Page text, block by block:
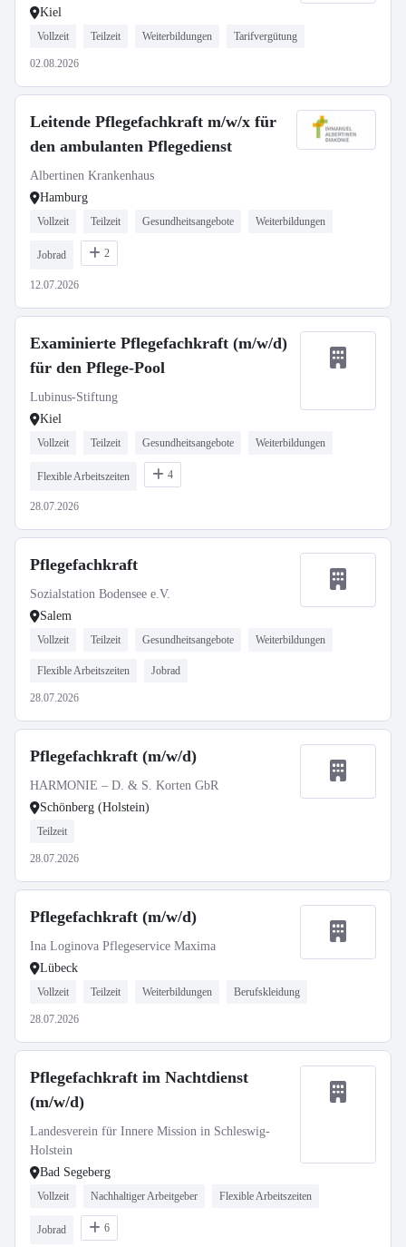
Kiel
Vollzeit Teilzeit Weiterbildungen Tarifvergütung
02.08.2026
Leitende Pflegefachkraft m/w/x für
den ambulanten Pflegedienst
Albertinen Krankenhaus
Hamburg
Vollzeit Teilzeit Gesundheitsangebote Weiterbildungen
Jobrad 2
12.07.2026
Examinierte Pflegefachkraft (m/w/d)
für den Pflege-Pool
Lubinus-Stiftung
Kiel
Vollzeit Teilzeit Gesundheitsangebote Weiterbildungen
Flexible Arbeitszeiten 4
28.07.2026
Pflegefachkraft
Sozialstation Bodensee e.V.
Salem
Vollzeit Teilzeit Gesundheitsangebote Weiterbildungen
Flexible Arbeitszeiten Jobrad
28.07.2026
Pflegefachkraft (m/w/d)
HARMONIE – D. & S. Korten GbR
Schönberg (Holstein)
Teilzeit
28.07.2026
Pflegefachkraft (m/w/d)
Ina Loginova Pflegeservice Maxima
Lübeck
Vollzeit Teilzeit Weiterbildungen Berufskleidung
28.07.2026
Pflegefachkraft im Nachtdienst
(m/w/d)
Landesverein für Innere Mission in Schleswig-
Holstein
Bad Segeberg
Vollzeit Nachhaltiger Arbeitgeber Flexible Arbeitszeiten
Jobrad 6